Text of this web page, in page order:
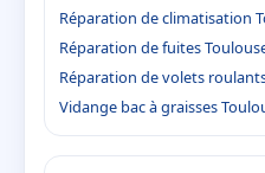
Réparation de climatisation
Réparation de fuites
Réparation de volets
Vidange bac à graisses